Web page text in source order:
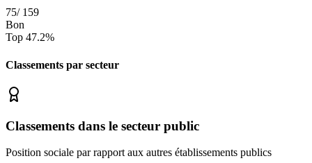
75/ 159
Bon
Top 47.2%
Classements par secteur
Classements dans le secteur public
Position sociale par rapport aux autres établissements publics